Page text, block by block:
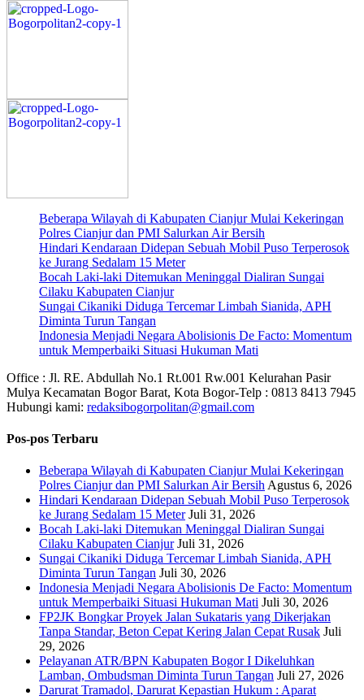
Beberapa Wilayah di Kabupaten Cianjur Mulai Kekeringan
Polres Cianjur dan PMI Salurkan Air Bersih
Hindari Kendaraan Didepan Sebuah Mobil Puso Terperosok
ke Jurang Sedalam 15 Meter
Bocah Laki-laki Ditemukan Meninggal Dialiran Sungai
Cilaku Kabupaten Cianjur
Sungai Cikaniki Diduga Tercemar Limbah Sianida, APH
Diminta Turun Tangan
‎Indonesia Menjadi Negara Abolisionis De Facto: Momentum
untuk Memperbaiki Situasi Hukuman Mati
Office : Jl. RE. Abdullah No.1 Rt.001 Rw.001 Kelurahan Pasir
Mulya Kecamatan Bogor Barat, Kota Bogor-Telp : 0813 8413 7945
Hubungi kami: redaksibogorpolitan@gmail.com
Pos-pos Terbaru
Beberapa Wilayah di Kabupaten Cianjur Mulai Kekeringan
Polres Cianjur dan PMI Salurkan Air BersihAgustus 6, 2026
Hindari Kendaraan Didepan Sebuah Mobil Puso Terperosok
ke Jurang Sedalam 15 Meter Juli 31, 2026
Bocah Laki-laki Ditemukan Meninggal Dialiran Sungai
Cilaku Kabupaten Cianjur Juli 31, 2026
Sungai Cikaniki Diduga Tercemar Limbah Sianida, APH
Diminta Turun Tangan Juli 30, 2026
‎Indonesia Menjadi Negara Abolisionis De Facto: Momentum
untuk Memperbaiki Situasi Hukuman Mati Juli 30, 2026
FP2JK Bongkar Proyek Jalan Sukataris yang Dikerjakan
Tanpa Standar, Beton Cepat Kering Jalan Cepat Rusak Juli
29, 2026
Pelayanan ATR/BPN Kabupaten Bogor I Dikeluhkan
Lamban, Ombudsman Diminta Turun Tangan Juli 27, 2026
Darurat Tramadol, Darurat Kepastian Hukum : Aparat